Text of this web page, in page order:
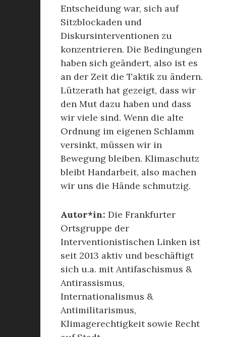
Entscheidung war, sich auf
Sitzblockaden und
Diskursinterventionen zu
konzentrieren. Die Bedingungen
haben sich geändert, also ist es
an der Zeit die Taktik zu ändern.
Lützerath hat gezeigt, dass wir
den Mut dazu haben und dass
wir viele sind. Wenn die alte
Ordnung im eigenen Schlamm
versinkt, müssen wir in
Bewegung bleiben. Klimaschutz
bleibt Handarbeit, also machen
wir uns die Hände schmutzig.
Autor*in: Die Frankfurter
Ortsgruppe der
Interventionistischen Linken ist
seit 2013 aktiv und beschäftigt
sich u.a. mit Antifaschismus &
Antirassismus,
Internationalismus &
Antimilitarismus,
Klimagerechtigkeit sowie Recht